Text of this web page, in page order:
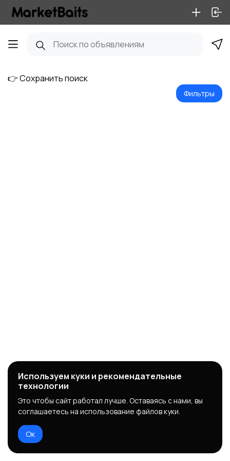
👉 Сохранить поиск
Фильтры
Используем куки и рекомендательные
технологии
Это чтобы сайт работал лучше. Оставаясь с нами, вы
соглашаетесь на использование файлов куки.
Ок